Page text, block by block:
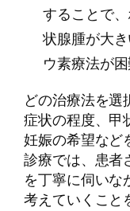
することで
状腺腫が大
ウ素療法が
どの治療法を選
症状の程度、甲
妊娠の希望など
診療では、患者
を丁寧に伺いな
考えていくこと